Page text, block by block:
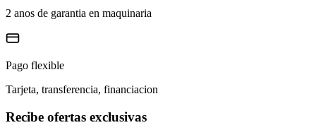
2 anos de garantia en maquinaria
Pago flexible
Tarjeta, transferencia, financiacion
Recibe ofertas exclusivas